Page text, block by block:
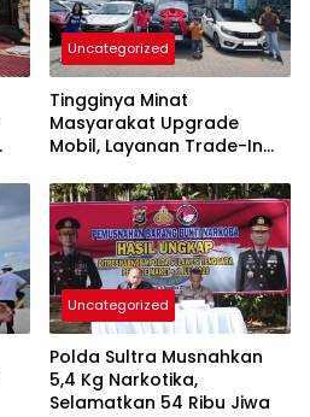
Uncategorized
Tingginya Minat
Masyarakat Upgrade
Mobil, Layanan Trade-In
Permintaan
Uncategorized
Polda Sultra Musnahkan
5,4 Kg Narkotika,
Selamatkan 54 Ribu Jiwa